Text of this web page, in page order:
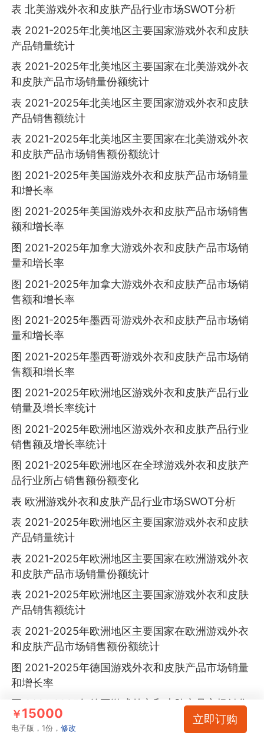
表 北美游戏外衣和皮肤产品行业市场SWOT分析
表 2021-2025年北美地区主要国家游戏外衣和皮肤
产品销量统计
表 2021-2025年北美地区主要国家在北美游戏外衣
和皮肤产品市场销量份额统计
表 2021-2025年北美地区主要国家游戏外衣和皮肤
产品销售额统计
表 2021-2025年北美地区主要国家在北美游戏外衣
和皮肤产品市场销售额份额统计
图 2021-2025年美国游戏外衣和皮肤产品市场销量
和增长率
图 2021-2025年美国游戏外衣和皮肤产品市场销售
额和增长率
图 2021-2025年加拿大游戏外衣和皮肤产品市场销
量和增长率
图 2021-2025年加拿大游戏外衣和皮肤产品市场销
售额和增长率
图 2021-2025年墨西哥游戏外衣和皮肤产品市场销
量和增长率
图 2021-2025年墨西哥游戏外衣和皮肤产品市场销
售额和增长率
图 2021-2025年欧洲地区游戏外衣和皮肤产品行业
销量及增长率统计
图 2021-2025年欧洲地区游戏外衣和皮肤产品行业
销售额及增长率统计
图 2021-2025年欧洲地区在全球游戏外衣和皮肤产
品行业所占销售额份额变化
表 欧洲游戏外衣和皮肤产品行业市场SWOT分析
表 2021-2025年欧洲地区主要国家游戏外衣和皮肤
产品销量统计
表 2021-2025年欧洲地区主要国家在欧洲游戏外衣
和皮肤产品市场销量份额统计
表 2021-2025年欧洲地区主要国家游戏外衣和皮肤
产品销售额统计
表 2021-2025年欧洲地区主要国家在欧洲游戏外衣
和皮肤产品市场销售额份额统计
图 2021-2025年德国游戏外衣和皮肤产品市场销量
和增长率
图 2021-2025年德国游戏外衣和皮肤产品市场销售
额和增长率
￥15000
电子版，1份，修改
立即订购